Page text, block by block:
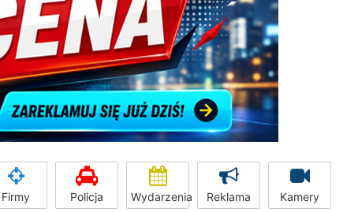
Firmy Policja Wydarzenia Reklama Kamery